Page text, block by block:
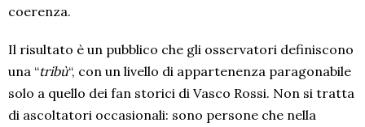
coerenza.
Il risultato è un pubblico che gli osservatori definiscono
una “tribù“, con un livello di appartenenza paragonabile
solo a quello dei fan storici di Vasco Rossi. Non si tratta
di ascoltatori occasionali: sono persone che nella